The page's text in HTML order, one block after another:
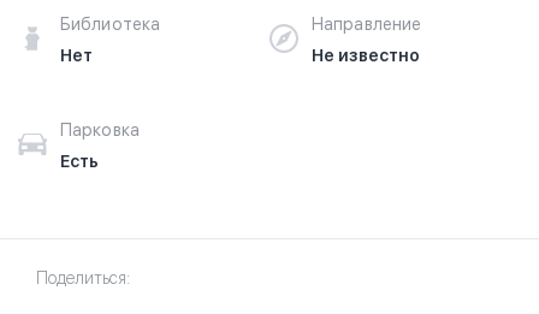
Библиотека
Нет
Направление
Не известно
Парковка
Есть
Поделиться: